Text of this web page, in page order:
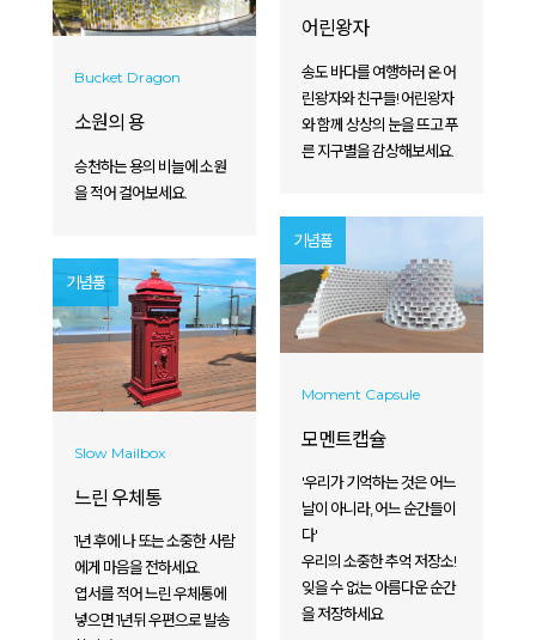
어린왕자
송도 바다를 여행하러 온 어
린왕자와 친구들! 어린왕자
와 함께 상상의 눈을 뜨고 푸
른 지구별을 감상해보세요.
Bucket Dragon
소원의 용
승천하는 용의 비늘에 소원
을 적어 걸어보세요.
Moment Capsule
모멘트캡슐
'우리가 기억하는 것은 어느
날이 아니라, 어느 순간들이
다'
우리의 소중한 추억 저장소!
잊을 수 없는 아름다운 순간
을 저장하세요
기념품
Slow Mailbox
느린 우체통
1년 후에 나 또는 소중한 사람
에게 마음을 전하세요.
엽서를 적어 느린 우체통에
넣으면 1년뒤 우편으로 발송
기념품